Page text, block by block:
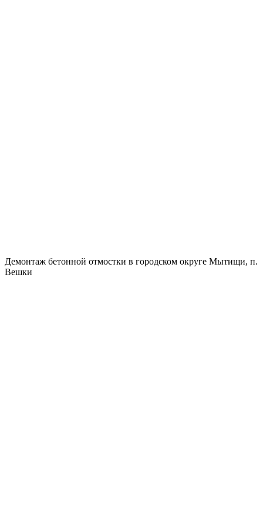
Демонтаж бетонной отмостки в городском округе Мытищи, п.
Вешки